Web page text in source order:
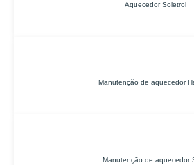
Aquecedor Soletrol
Manutenção de aquecedor
Manutenção de aquecedor